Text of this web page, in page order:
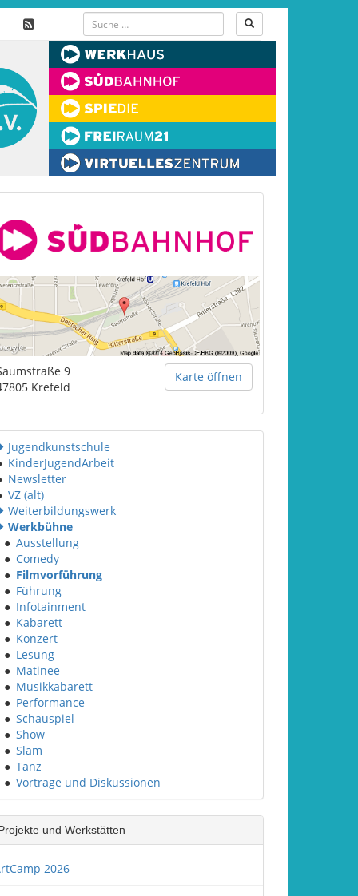
Karte öffnen
9
Krefeld
Jugendkunstschule
KinderJugendArbeit
Newsletter
VZ (alt)
Weiterbildungswerk
Werkbühne
● Ausstellung
● Comedy
● Filmvorführung
● Führung
● Infotainment
● Kabarett
● Konzert
● Lesung
● Matinee
● Musikkabarett
● Performance
● Schauspiel
● Show
● Slam
● Tanz
● Vorträge und Diskussionen
und Werkstätten
2026